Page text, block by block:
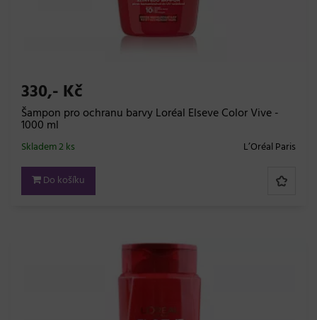
330,- Kč
Šampon pro ochranu barvy Loréal Elseve Color Vive -
1000 ml
L’Oréal Paris
Skladem 2 ks
Do košíku